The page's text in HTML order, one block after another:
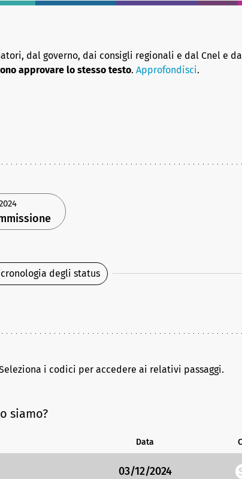
dal governo, dai consigli regionali e dal Cnel e
approvare lo stesso testo. Approfondisci.
degli status
i codici per accedere ai relativi passaggi.
siamo?
Data
03/12/2024